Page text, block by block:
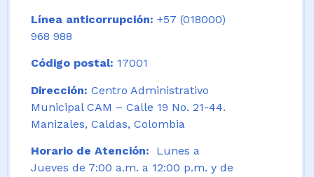
Línea anticorrupción: +57 (018000)
968 988
Código postal: 17001
Dirección: Centro Administrativo
Municipal CAM – Calle 19 No. 21-44.
Manizales, Caldas, Colombia
Horario de Atención: Lunes a
Jueves de 7:00 a.m. a 12:00 p.m. y de